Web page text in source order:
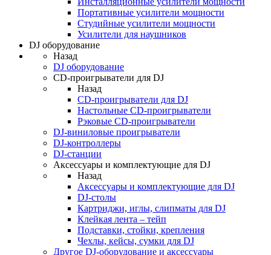
Портативные усилители мощности
Студийные усилители мощности
Усилители для наушников
DJ оборудование
Назад
DJ оборудование
CD-проигрыватели для DJ
Назад
CD-проигрыватели для DJ
Настольные CD-проигрыватели
Рэковые CD-проигрыватели
DJ-виниловые проигрыватели
DJ-контроллеры
DJ-станции
Аксессуары и комплектующие для DJ
Назад
Аксессуары и комплектующие для DJ
DJ-столы
Картриджи, иглы, слипматы для DJ
Клейкая лента – тейп
Подставки, стойки, крепления
Чехлы, кейсы, сумки для DJ
Другое DJ-оборудование и аксессуары